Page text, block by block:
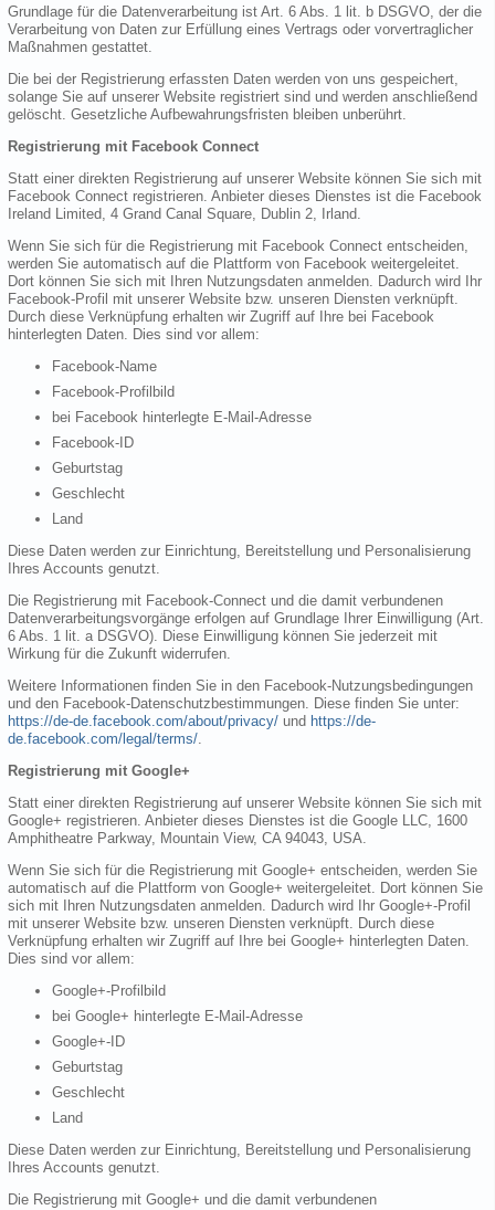
Grundlage für die Datenverarbeitung ist Art. 6 Abs. 1 lit. b DSGVO, der die
Verarbeitung von Daten zur Erfüllung eines Vertrags oder vorvertraglicher
Maßnahmen gestattet.
Die bei der Registrierung erfassten Daten werden von uns gespeichert,
solange Sie auf unserer Website registriert sind und werden anschließend
gelöscht. Gesetzliche Aufbewahrungsfristen bleiben unberührt.
Registrierung mit Facebook Connect
Statt einer direkten Registrierung auf unserer Website können Sie sich mit
Facebook Connect registrieren. Anbieter dieses Dienstes ist die Facebook
Ireland Limited, 4 Grand Canal Square, Dublin 2, Irland.
Wenn Sie sich für die Registrierung mit Facebook Connect entscheiden,
werden Sie automatisch auf die Plattform von Facebook weitergeleitet.
Dort können Sie sich mit Ihren Nutzungsdaten anmelden. Dadurch wird Ihr
Facebook-Profil mit unserer Website bzw. unseren Diensten verknüpft.
Durch diese Verknüpfung erhalten wir Zugriff auf Ihre bei Facebook
hinterlegten Daten. Dies sind vor allem:
Facebook-Name
Facebook-Profilbild
bei Facebook hinterlegte E-Mail-Adresse
Facebook-ID
Geburtstag
Geschlecht
Land
Diese Daten werden zur Einrichtung, Bereitstellung und Personalisierung
Ihres Accounts genutzt.
Die Registrierung mit Facebook-Connect und die damit verbundenen
Datenverarbeitungsvorgänge erfolgen auf Grundlage Ihrer Einwilligung (Art.
6 Abs. 1 lit. a DSGVO). Diese Einwilligung können Sie jederzeit mit
Wirkung für die Zukunft widerrufen.
Weitere Informationen finden Sie in den Facebook-Nutzungsbedingungen
und den Facebook-Datenschutzbestimmungen. Diese finden Sie unter:
https://de-de.facebook.com/about/privacy/ und https://de-
de.facebook.com/legal/terms/.
Registrierung mit Google+
Statt einer direkten Registrierung auf unserer Website können Sie sich mit
Google+ registrieren. Anbieter dieses Dienstes ist die Google LLC, 1600
Amphitheatre Parkway, Mountain View, CA 94043, USA.
Wenn Sie sich für die Registrierung mit Google+ entscheiden, werden Sie
automatisch auf die Plattform von Google+ weitergeleitet. Dort können Sie
sich mit Ihren Nutzungsdaten anmelden. Dadurch wird Ihr Google+-Profil
mit unserer Website bzw. unseren Diensten verknüpft. Durch diese
Verknüpfung erhalten wir Zugriff auf Ihre bei Google+ hinterlegten Daten.
Dies sind vor allem:
Google+-Profilbild
bei Google+ hinterlegte E-Mail-Adresse
Google+-ID
Geburtstag
Geschlecht
Land
Diese Daten werden zur Einrichtung, Bereitstellung und Personalisierung
Ihres Accounts genutzt.
Die Registrierung mit Google+ und die damit verbundenen